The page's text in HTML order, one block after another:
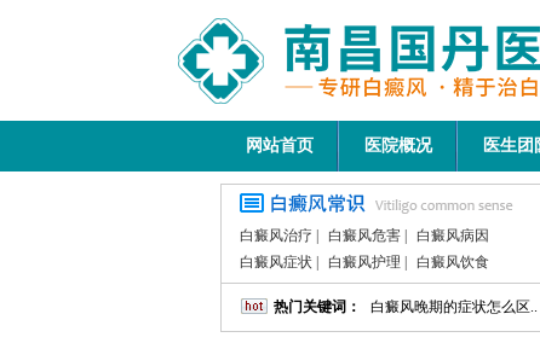
网站首页 医院概况 医生团
白癜风治疗 白癜风危害
白癜风病因
白癜风症状
白癜风护理 白癜风饮食
热门关键词： 白癜风晚期的症状怎么区..